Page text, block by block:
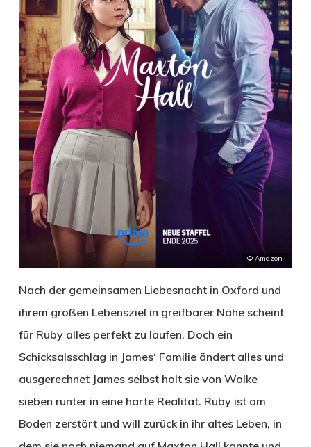
© Amazon
Nach der gemeinsamen Liebesnacht in Oxford und
ihrem großen Lebensziel in greifbarer Nähe scheint
für Ruby alles perfekt zu laufen. Doch ein
Schicksalsschlag in James‘ Familie ändert alles und
ausgerechnet James selbst holt sie von Wolke
sieben runter in eine harte Realität. Ruby ist am
Boden zerstört und will zurück in ihr altes Leben, in